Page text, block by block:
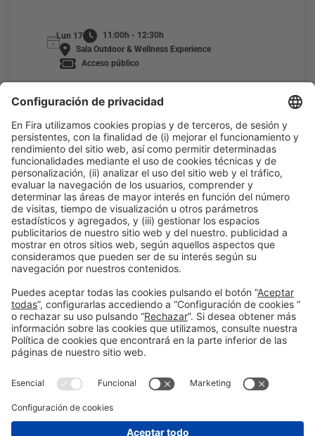
Lun 17
11:00h - 12:30h
Sala Outdoor & Wellness Experience
Acceso público
Información generalAviso legalPolítica de privacidad
Política de cookies
#PISCINABARCELONA